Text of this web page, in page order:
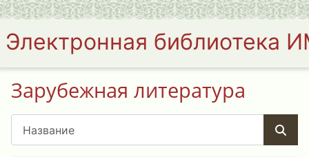
Электронная библиотека
Зарубежная литература